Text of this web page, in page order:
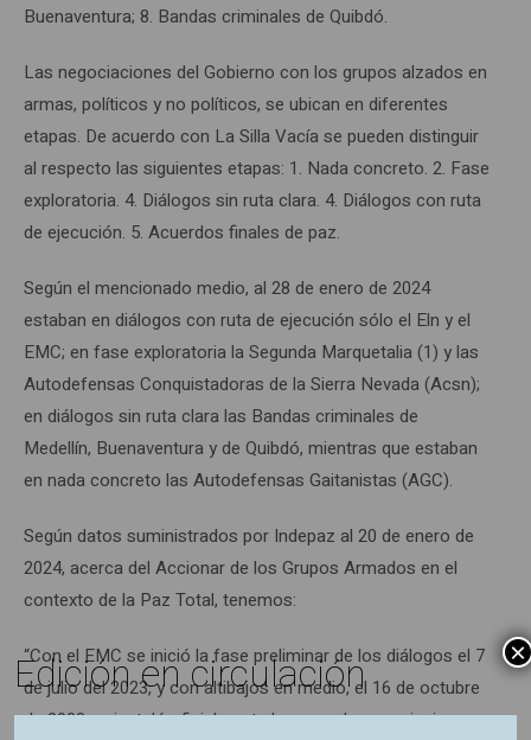
Buenaventura; 8. Bandas criminales de Quibdó.
Las negociaciones del Gobierno con los grupos alzados en
armas, políticos y no políticos, se ubican en diferentes
etapas. De acuerdo con La Silla Vacía se pueden distinguir
al respecto las siguientes etapas: 1. Nada concreto. 2. Fase
exploratoria. 4. Diálogos sin ruta clara. 4. Diálogos con ruta
de ejecución. 5. Acuerdos finales de paz.
Según el mencionado medio, al 28 de enero de 2024
estaban en diálogos con ruta de ejecución sólo el Eln y el
EMC; en fase exploratoria la Segunda Marquetalia (1) y las
Autodefensas Conquistadoras de la Sierra Nevada (Acsn);
en diálogos sin ruta clara las Bandas criminales de
Medellín, Buenaventura y de Quibdó, mientras que estaban
en nada concreto las Autodefensas Gaitanistas (AGC).
Según datos suministrados por Indepaz al 20 de enero de
2024, acerca del Accionar de los Grupos Armados en el
contexto de la Paz Total, tenemos:
“Con el EMC se inició la fase preliminar de los diálogos el 7
de julio del 2023, y con altibajos en medio, el 16 de octubre
de 2023 se instaló oficialmente la mesa de negociaciones.
Edición en circulación ×